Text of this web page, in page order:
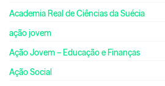
Academia Real de Ciências da Suécia
ação jovem
Ação Jovem – Educação e Finanças
Ação Social